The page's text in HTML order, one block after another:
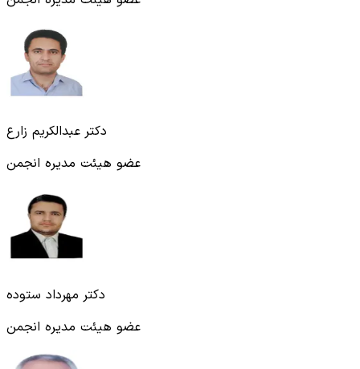
دکتر عبدالکریم زارع
عضو هیئت مدیره انجمن
دکتر مهرداد ستوده
عضو هیئت مدیره انجمن